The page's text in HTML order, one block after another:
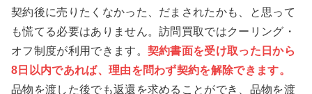
契約後に売りたくなかった、だまされたかも、と思って
も慌てる必要はありません。訪問買取ではクーリング・
オフ制度が利用できます。 契約書面を受け取った日から
8日以内であれば、理由を問わず契約を解除できます。
品物を渡した後でも返還を求めることができ、品物を渡